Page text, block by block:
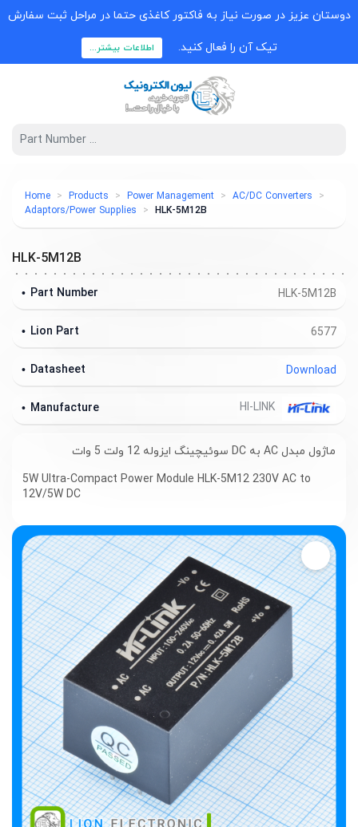
دوستان عزیز در صورت نیاز به فاکتور کاغذی حتما در مراحل ثبت سفارش
تیک آن را فعال کنید. اطلاعات بیشتر...
Home Products Power Management
AC/DC Converters
Adaptors/Power Supplies
HLK-5M12B
HLK-5M12B
HLK-5M12B
Part Number
6577
Lion Part
Download
Datasheet
HI-LINK
Manufacture
ماژول مبدل AC به DC سوئیچینگ ایزوله 12 ولت 5 وات
5W Ultra-Compact Power Module HLK-5M12 230V AC to
12V/5W DC